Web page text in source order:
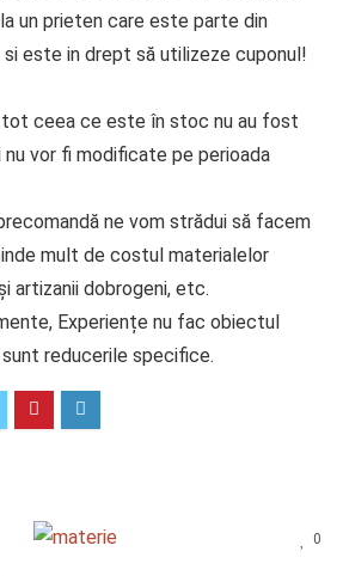
un prieten care este parte din
este in drept să utilizeze cuponul!
ceea ce este în stoc nu au fost
vor fi modificate pe perioada
ne vom strădui să facem
mult de costul materialelor
artizanii dobrogeni, etc.
Experiențe nu fac obiectul
reducerile specifice.
0